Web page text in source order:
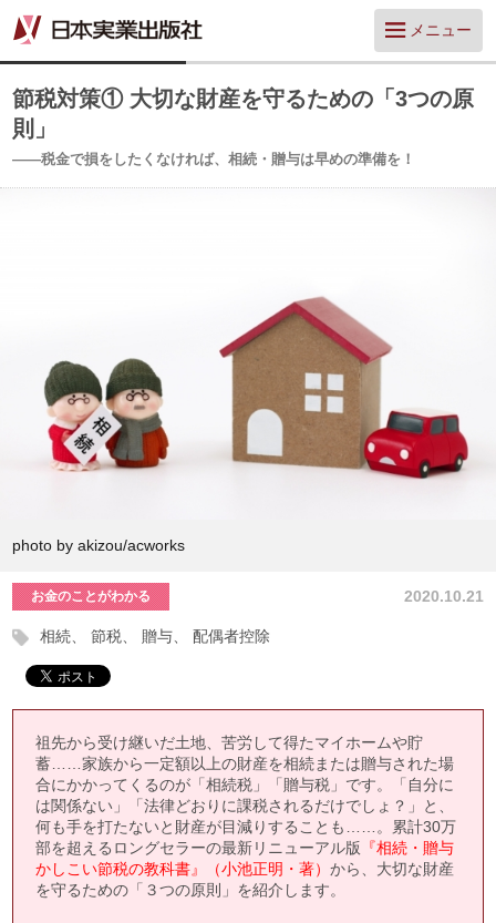
メニュー
節税対策① 大切な財産を守るための「3つの原
則」
——税金で損をしたくなければ、相続・贈与は早めの準備を！
photo by akizou/acworks
2020.10.21
お金のことがわかる
相続 節税 贈与 配偶者控除
祖先から受け継いだ土地、苦労して得たマイホームや貯
蓄……家族から一定額以上の財産を相続または贈与された場
合にかかってくるのが「相続税」「贈与税」です。「自分に
は関係ない」「法律どおりに課税されるだけでしょ？」と、
何も手を打たないと財産が目減りすることも……。累計30万
部を超えるロングセラーの最新リニューアル版 『相続・贈与
かしこい節税の教科書』（小池正明・著）から、大切な財産
を守るための「３つの原則」を紹介します。